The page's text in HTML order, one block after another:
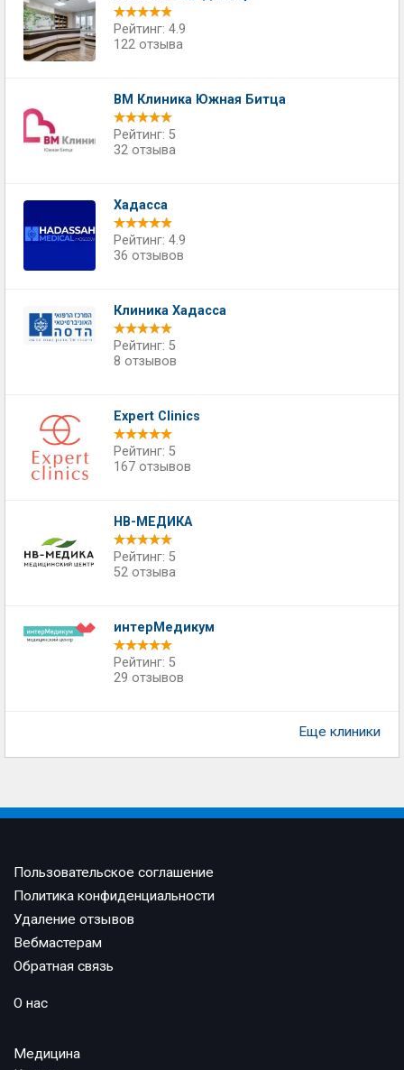
Рейтинг: 4.9
122 отзыва
ВМ Клиника Южная Битца
Рейтинг: 5
32 отзыва
Хадасса
Рейтинг: 4.9
36 отзывов
Клиника Хадасса
Рейтинг: 5
8 отзывов
Expert Clinics
Рейтинг: 5
167 отзывов
НВ-МЕДИКА
Рейтинг: 5
52 отзыва
интерМедикум
Рейтинг: 5
29 отзывов
Еще клиники
Пользовательское соглашение
Политика конфиденциальности
Удаление отзывов
Вебмастерам
Обратная связь
О нас
Медицина